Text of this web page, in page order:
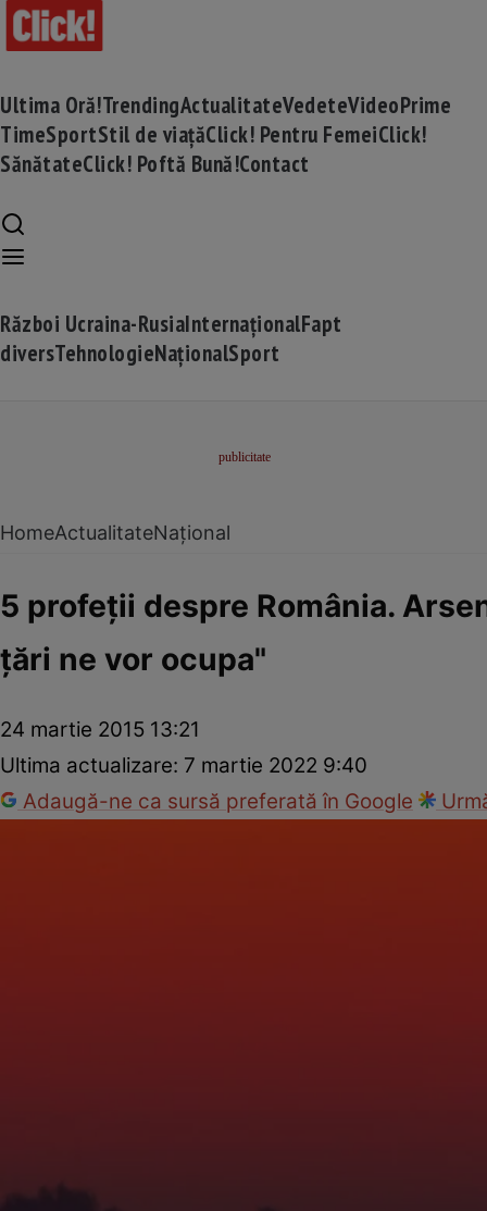
Ultima Oră!TrendingActualitateVedeteVideoPrime
TimeSportStil de viațăClick! Pentru FemeiClick!
SănătateClick! Poftă Bună!Contact
Război Ucraina-RusiaInternaționalFapt
diversTehnologieNaționalSport
HomeActualitateNațional
5 profeţii despre România.
ţări ne vor ocupa"
24 martie 2015 13:21
Ultima actualizare: 7 martie 2022 9:40
Adaugă-ne ca sursă preferată în Google